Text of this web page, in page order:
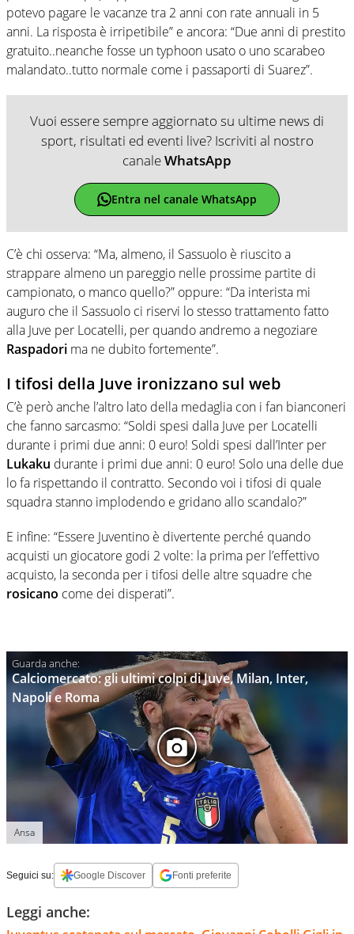
potevo pagare le vacanze tra 2 anni con rate annuali in 5
anni. La risposta è irripetibile” e ancora: “Due anni di prestito
gratuito..neanche fosse un typhoon usato o uno scarabeo
malandato..tutto normale come i passaporti di Suarez”.
Vuoi essere sempre aggiornato su ultime news di
sport, risultati ed eventi live? Iscriviti al nostro
canaleWhatsApp
Entra nel canale WhatsApp
C’è chi osserva: “Ma, almeno, il Sassuolo è riuscito a
strappare almeno un pareggio nelle prossime partite di
campionato, o manco quello?” oppure: “Da interista mi
auguro che il Sassuolo ci riservi lo stesso trattamento fatto
alla Juve per Locatelli, per quando andremo a negoziare
Raspadori ma ne dubito fortemente”.
I tifosi della Juve ironizzano sul web
C’è però anche l’altro lato della medaglia con i fan bianconeri
che fanno sarcasmo: “Soldi spesi dalla Juve per Locatelli
durante i primi due anni: 0 euro! Soldi spesi dall’Inter per
Lukaku durante i primi due anni: 0 euro! Solo una delle due
lo fa rispettando il contratto. Secondo voi i tifosi di quale
squadra stanno implodendo e gridano allo scandalo?”
E infine: “Essere Juventino è divertente perché quando
acquisti un giocatore godi 2 volte: la prima per l’effettivo
acquisto, la seconda per i tifosi delle altre squadre che
rosicano come dei disperati”.
Calciomercato: gli ultimi colpi di Juve, Milan, Inter,
Napoli e Roma
Ansa
Seguici su: Google Discover Fonti preferite
Leggi anche: